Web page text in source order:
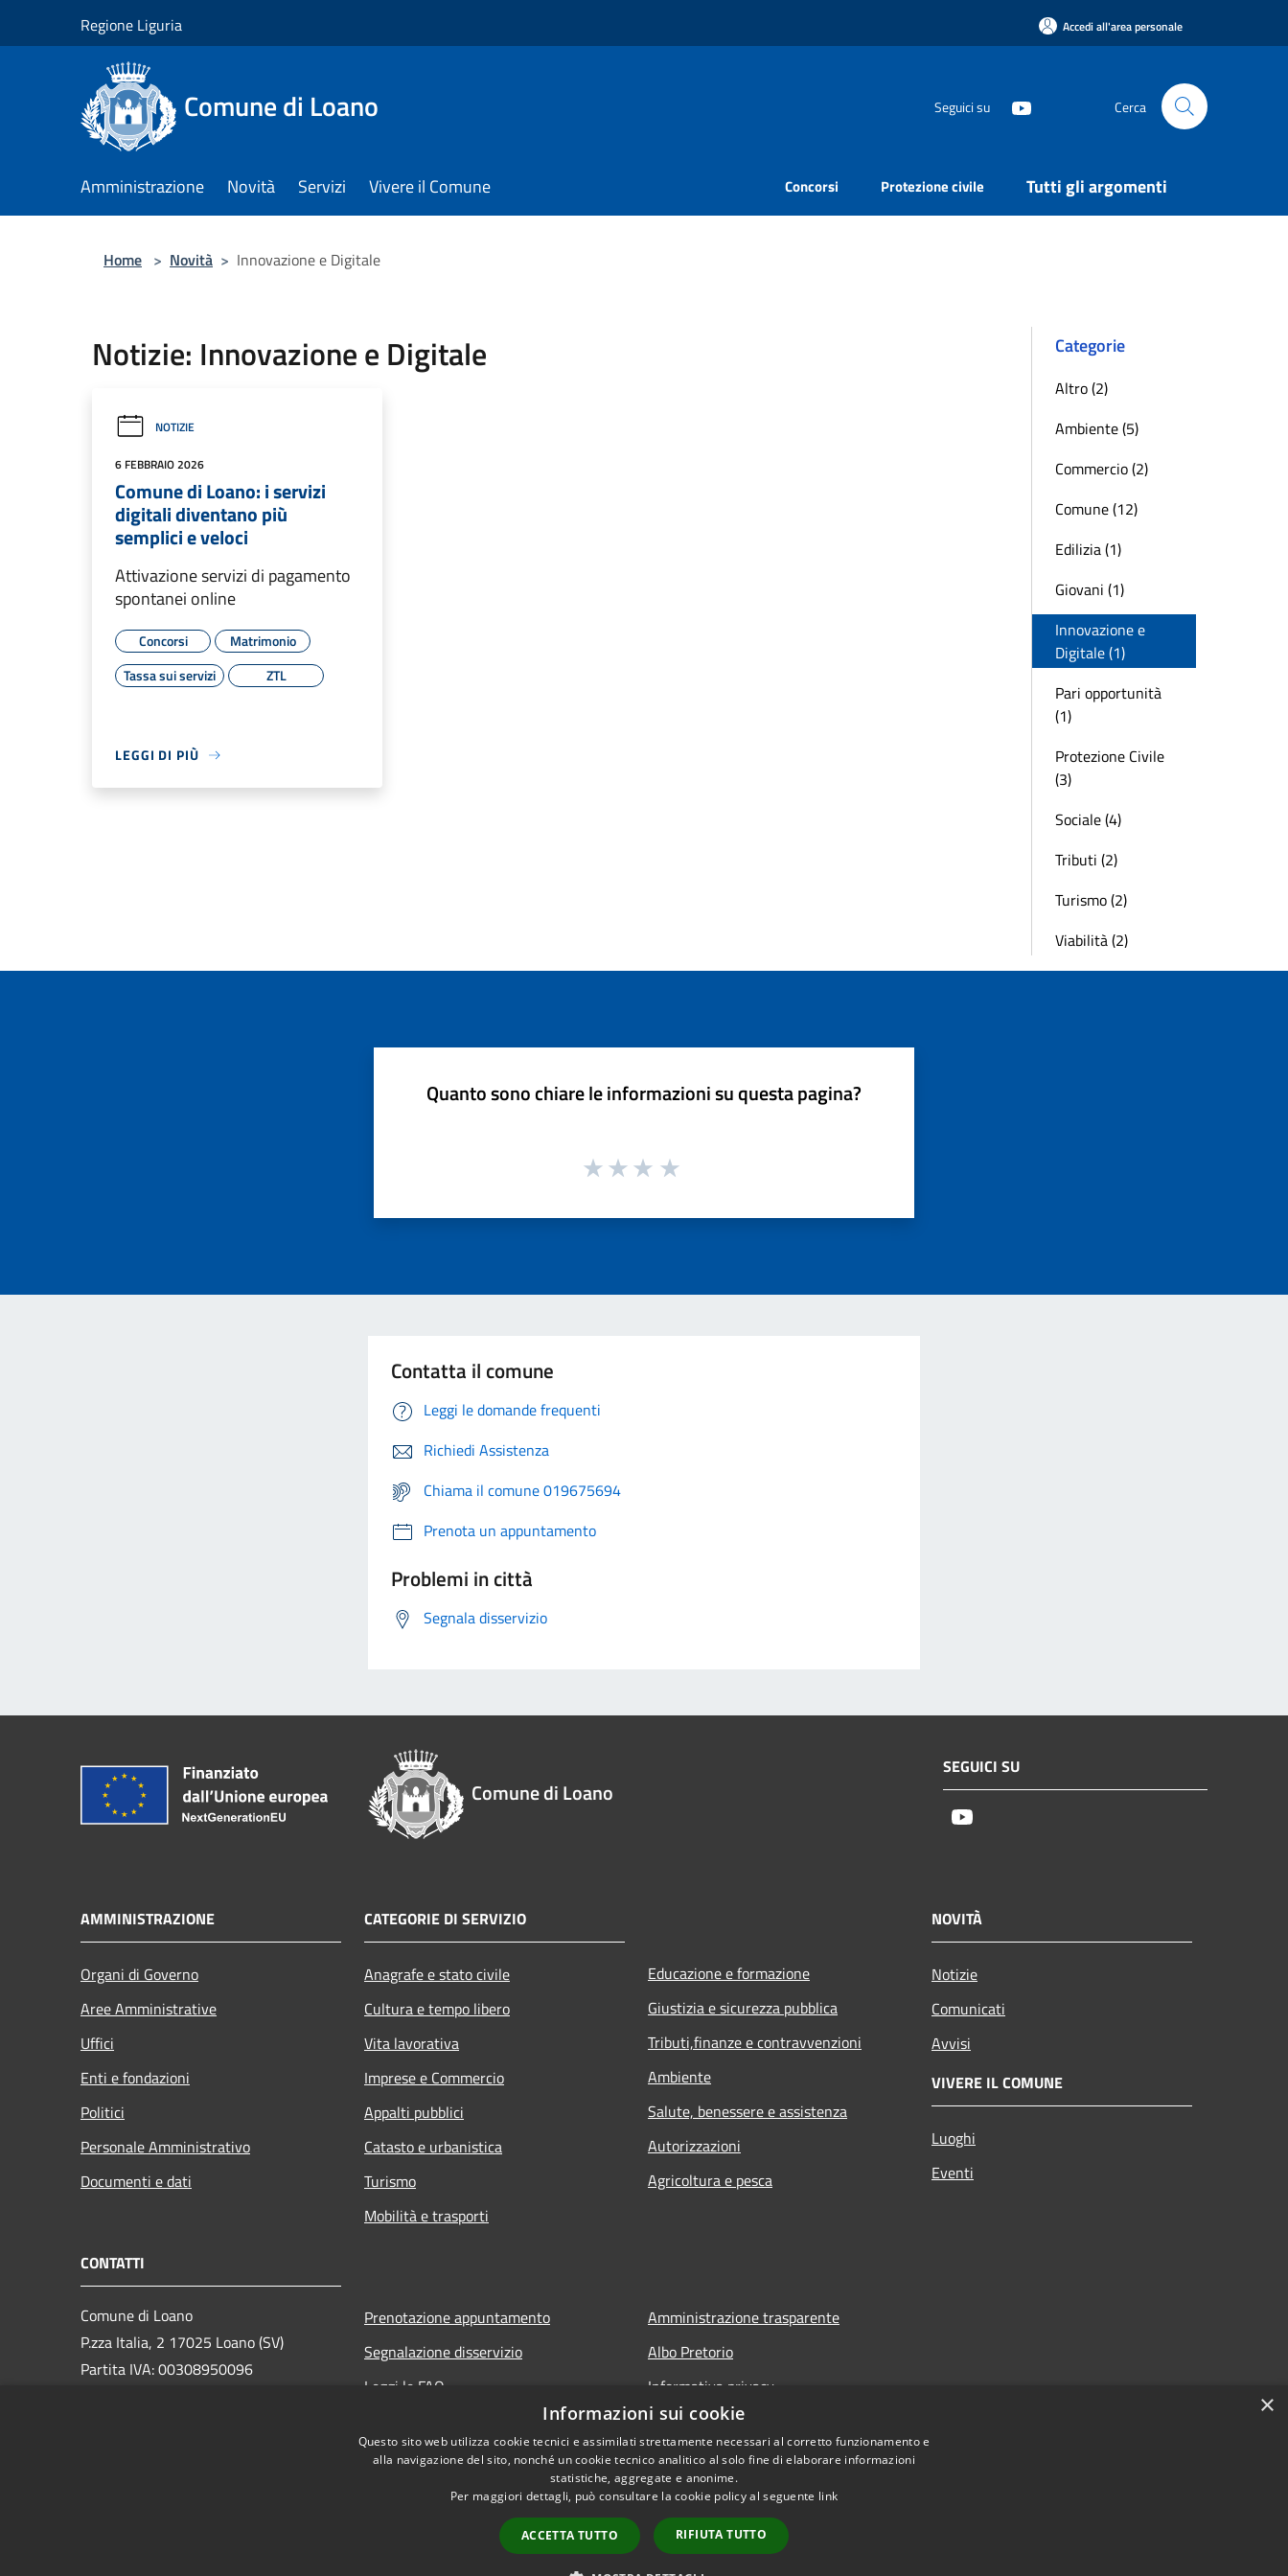
Regione Liguria Accedi all'area personale
Comune di Loano Seguici su Cerca
Amministrazione Novità Servizi Vivere il Comune Concorsi Protezione civile Tutti gli argomenti
Home > Novità > Innovazione e Digitale
Notizie: Innovazione e Digitale
NOTIZIE
6 FEBBRAIO 2026
Comune di Loano: i servizi
digitali diventano più
semplici e veloci
Attivazione servizi di pagamento
spontanei online
Concorsi
Matrimonio
Tassa sui servizi
ZTL
LEGGI DI PIÙ
Categorie
Altro (2)
Ambiente (5)
Commercio (2)
Comune (12)
Edilizia (1)
Giovani (1)
Innovazione e
Digitale (1)
Pari opportunità
(1)
Protezione Civile
(3)
Sociale (4)
Tributi (2)
Turismo (2)
Viabilità (2)
Quanto sono chiare le informazioni su questa pagina?
Contatta il comune
Leggi le domande frequenti
Richiedi Assistenza
Chiama il comune 019675694
Prenota un appuntamento
Problemi in città
Segnala disservizio
Comune di Loano
SEGUICI SU
AMMINISTRAZIONE
Organi di Governo
Aree Amministrative
Uffici
Enti e fondazioni
Politici
Personale Amministrativo
Documenti e dati
CATEGORIE DI SERVIZIO
Anagrafe e stato civile
Cultura e tempo libero
Vita lavorativa
Imprese e Commercio
Appalti pubblici
Catasto e urbanistica
Turismo
Mobilità e trasporti
Educazione e formazione
Giustizia e sicurezza pubblica
Tributi,finanze e contravvenzioni
Ambiente
Salute, benessere e assistenza
Autorizzazioni
Agricoltura e pesca
NOVITÀ
Notizie
Comunicati
Avvisi
VIVERE IL COMUNE
Luoghi
Eventi
CONTATTI
Comune di Loano
P.zza Italia, 2 17025 Loano (SV)
Partita IVA: 00308950096
Prenotazione appuntamento
Segnalazione disservizio
Leggi le FAQ
Amministrazione trasparente
Albo Pretorio
Informativa privacy
Note legali
Dichiarazione di accessibilità
×
Informazioni sui cookie
Questo sito web utilizza cookie tecnici e assimilati strettamente necessari al corretto funzionamento e
alla navigazione del sito, nonché un cookie tecnico analitico al solo fine di elaborare informazioni
statistiche, aggregate e anonime.
Per maggiori dettagli, può consultare la cookie policy al seguente link
ACCETTA TUTTO RIFIUTA TUTTO